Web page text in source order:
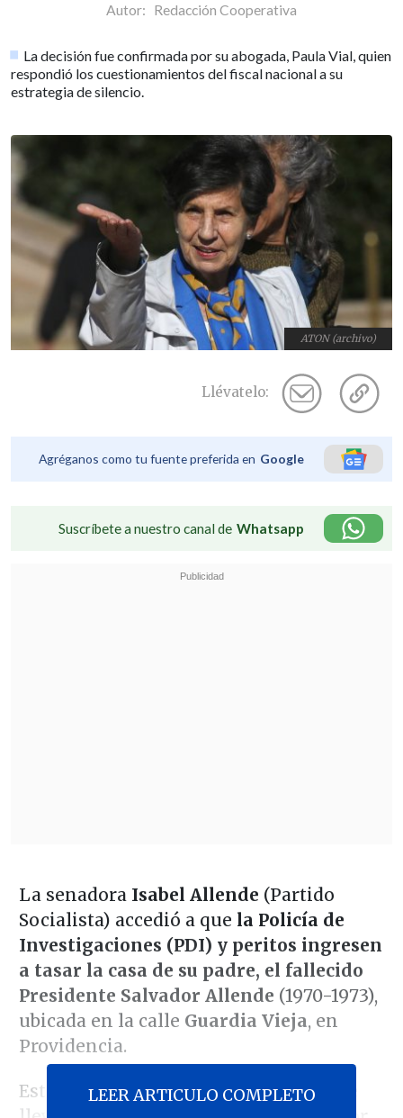
Autor: Redacción Cooperativa
La decisión fue confirmada por su abogada, Paula Vial, quien
respondió los cuestionamientos del fiscal nacional a su
estrategia de silencio.
ATON (archivo)
Llévatelo:
Agréganos como tu fuente preferida en Google
Suscríbete a nuestro canal de Whatsapp
La senadora Isabel Allende (Partido
Socialista) accedió a que la Policía de
Investigaciones (PDI) y peritos ingresen
a tasar la casa de su padre, el fallecido
Presidente Salvador Allende (1970-1973),
ubicada en la calle Guardia Vieja, en
Providencia.
Esto, en el marco de la indagatoria que
LEER ARTICULO COMPLETO